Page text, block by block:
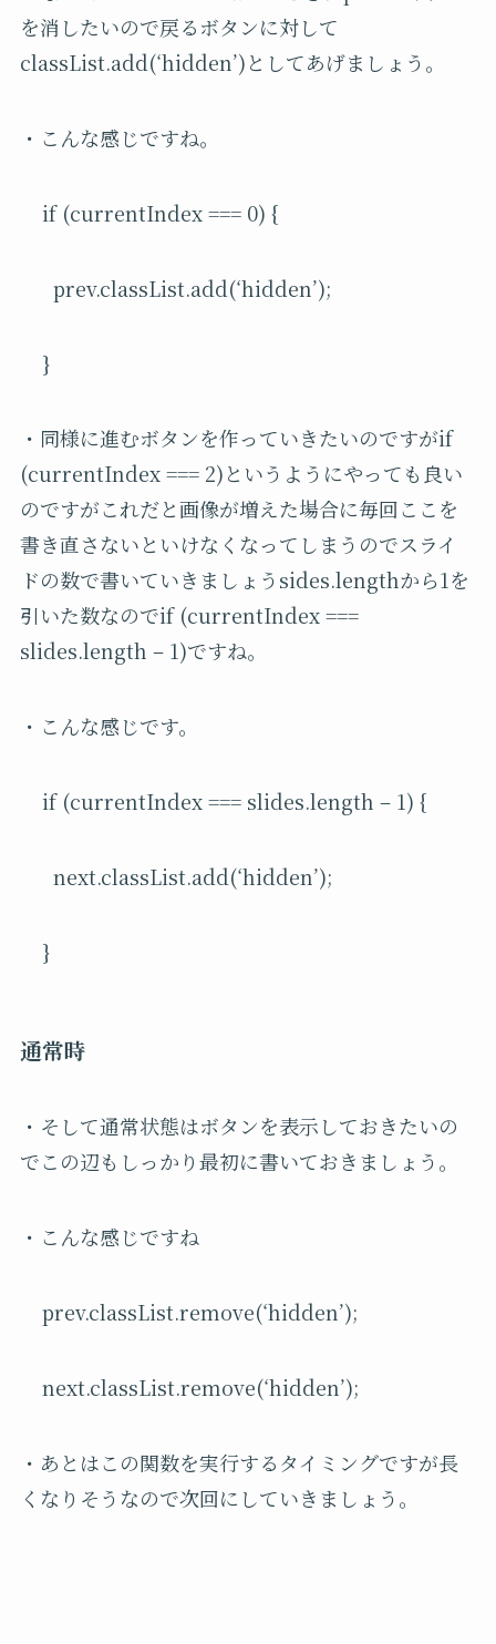
を消したいので戻るボタンに対して
classList.add(‘hidden’)としてあげましょう。
・こんな感じですね。
if (currentIndex === 0) {
prev.classList.add(‘hidden’);
}
・同様に進むボタンを作っていきたいのですがif
(currentIndex === 2)というようにやっても良い
のですがこれだと画像が増えた場合に毎回ここを
書き直さないといけなくなってしまうのでスライ
ドの数で書いていきましょうsides.lengthから1を
引いた数なのでif (currentIndex ===
slides.length – 1)ですね。
・こんな感じです。
if (currentIndex === slides.length – 1) {
next.classList.add(‘hidden’);
}
通常時
・そして通常状態はボタンを表示しておきたいの
でこの辺もしっかり最初に書いておきましょう。
・こんな感じですね
prev.classList.remove(‘hidden’);
next.classList.remove(‘hidden’);
・あとはこの関数を実行するタイミングですが長
くなりそうなので次回にしていきましょう。